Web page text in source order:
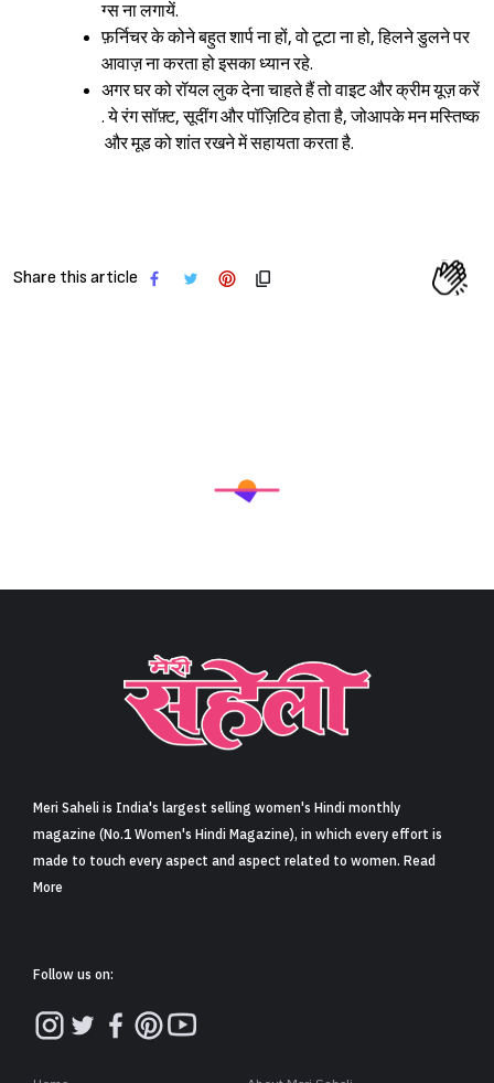
ग्स ना लगायें.
फ़र्निचर के कोने बहुत शार्प ना हों, वो टूटा ना हो, हिलने डुलने पर
आवाज़ ना करता हो इसका ध्यान रहे.
अगर घर को रॉयल लुक देना चाहते हैं तो वाइट और क्रीम यूज़ करें
. ये रंग सॉफ़्ट, सूदींग और पॉज़िटिव होता है, जोआपके मन मस्तिष्क
और मूड को शांत रखने में सहायता करता है.
Share this article
Meri Saheli is India's largest selling women's Hindi monthly
magazine (No.1 Women's Hindi Magazine), in which every effort is
made to touch every aspect and aspect related to women. Read
More
Follow us on: